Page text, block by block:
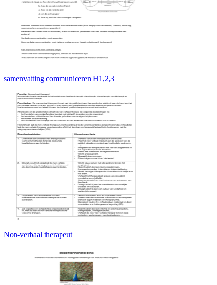
samenvatting communiceren H1,2,3
Non-verbaal therapeut